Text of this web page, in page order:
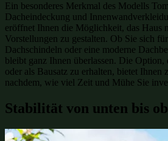
Ein besonderes Merkmal des Modells
Dacheindeckung und
eröffnet Ihnen die Möglichkeit, das Haus
Vorstellungen zu gestalten. Ob Sie sich
Dachschindeln oder eine moderne
bleibt ganz Ihnen überlassen. Die Option,
oder als Bausatz zu erhalten, bietet Ihnen
nachdem, wie viel Zeit und Mühe Sie
Stabilität von unten bis